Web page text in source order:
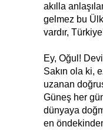
akılla
gelmez bu
vardır,
Ey, Oğul!
Sakın ola ki,
uzanan
Güneş her
dünyaya
en